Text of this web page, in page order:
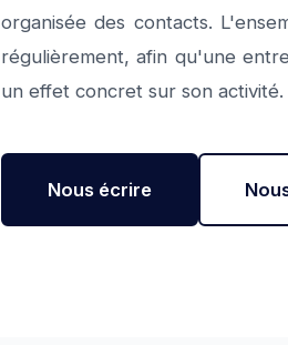
organisée des contacts.
régulièrement, afin qu'une
un effet concret sur son activité.
Nous écrire